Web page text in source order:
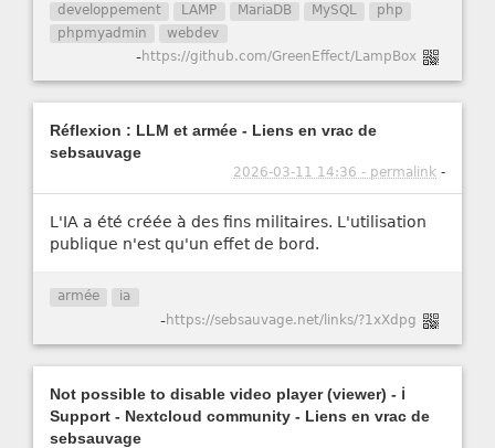
developpement LAMP MariaDB MySQL
php
phpmyadmin
webdev
-https://github.com/GreenEffect/LampBox
Réflexion : LLM et armée - Liens en vrac de
sebsauvage
2026-03-11 14:36 - permalink -
L'IA a été créée à des fins militaires. L'utilisation
publique n'est qu'un effet de bord.
armée ia
-https://sebsauvage.net/links/?1xXdpg
Not possible to disable video player (viewer) - ℹ️
Support - Nextcloud community - Liens en vrac de
sebsauvage